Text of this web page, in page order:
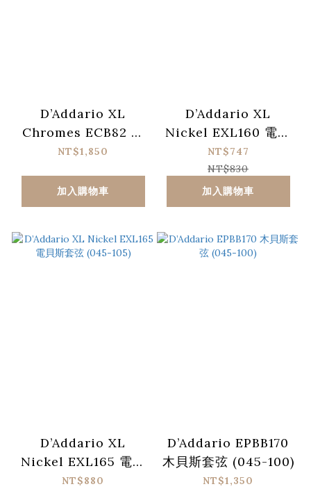
D’Addario XL
Chromes ECB82 電
貝斯套弦 (050-105)
NT$1,850
加入購物車
D’Addario XL
Nickel EXL160 電貝
斯套弦 (050-105)
NT$747
NT$830
加入購物車
D’Addario XL
Nickel EXL165 電貝
斯套弦 (045-105)
NT$880
D’Addario EPBB170
木貝斯套弦 (045-100)
NT$1,350